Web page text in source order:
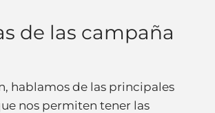
de las campaña
hablamos de las principales
nos permiten tener las